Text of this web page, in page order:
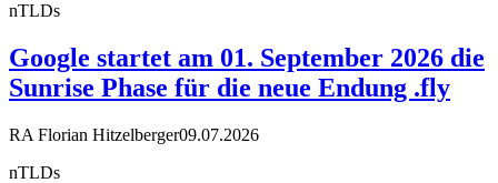
nTLDs
Google startet am 01. September 2026 die
Sunrise Phase für die neue Endung .fly
RA Florian Hitzelberger09.07.2026
nTLDs